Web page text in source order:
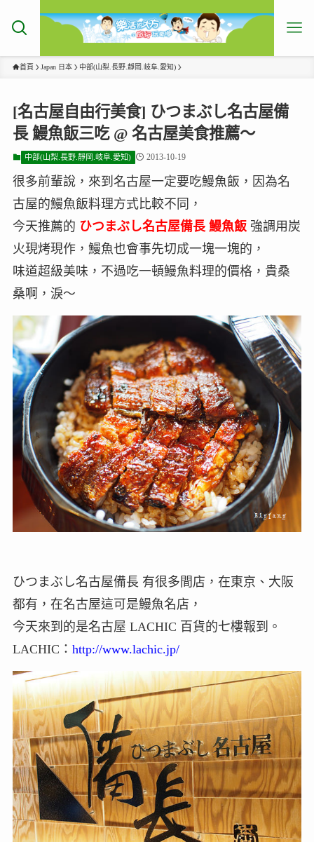
首頁 Japan 日本 中部(山梨.長野.靜岡.岐阜.愛知)
[名古屋自由行美食] ひつまぶし名古屋備
長 鰻魚飯三吃 @ 名古屋美食推薦～
中部(山梨.長野.靜岡.岐阜.愛知) 2013-10-19
很多前輩說，來到名古屋一定要吃鰻魚飯，因為名
古屋的鰻魚飯料理方式比較不同，
今天推薦的 ひつまぶし名古屋備長 鰻魚飯強調用炭
火現烤現作，鰻魚也會事先切成一塊一塊的，
味道超級美味，不過吃一頓鰻魚料理的價格，貴桑
桑啊，淚～
ひつまぶし名古屋備長 有很多間店，在東京、大阪
都有，在名古屋這可是鰻魚名店，
今天來到的是名古屋 LACHIC 百貨的七樓報到。
LACHIC： http://www.lachic.jp/